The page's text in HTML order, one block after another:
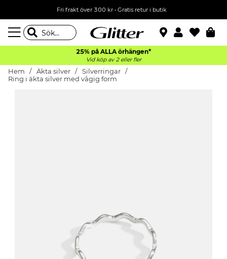
Fri frakt över 300 kr• Gratis retur i butik
25% på ALLA örhängen*
Vid köp av 2 eller fler
Hem Äkta silver
Silverringar
Ring i äkta silver med vågig form